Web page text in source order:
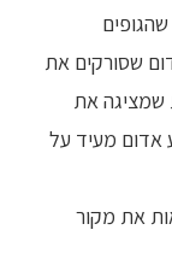
שסורקים את
שמציגה את
אדום מעיד על
את מקור